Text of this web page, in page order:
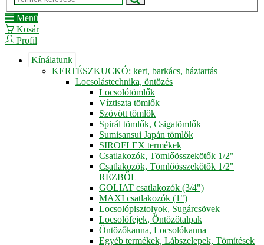
Menü
Kosár
Profil
Kínálatunk
KERTÉSZKUCKÓ: kert, barkács, háztartás
Locsolástechnika, öntözés
Locsolótömlők
Víztiszta tömlők
Szövött tömlők
Spirál tömlők, Csigatömlők
Sumisansui Japán tömlők
SIROFLEX termékek
Csatlakozók, Tömlőösszekötők 1/2"
Csatlakozók, Tömlőösszekötők 1/2"
RÉZBŐL
GOLIAT csatlakozók (3/4")
MAXI csatlakozók (1")
Locsolópisztolyok, Sugárcsövek
Locsolófejek, Öntözőtalpak
Öntözőkanna, Locsolókanna
Egyéb termékek, Lábszelepek, Tömítések